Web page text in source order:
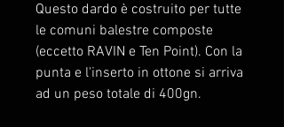
Questo dardo è costruito per tutte
le comuni balestre composte
(eccetto RAVIN e Ten Point). Con la
punta e l'inserto in ottone si arriva
ad un peso totale di 400gn.